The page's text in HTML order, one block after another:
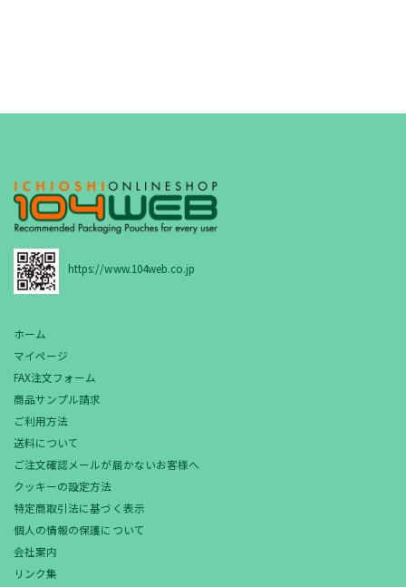
https://www.104web.co.jp
ホーム
マイページ
FAX注文フォーム
商品サンプル請求
ご利用方法
送料について
ご注文確認メールが届かないお客様へ
クッキーの設定方法
特定商取引法に基づく表示
個人の情報の保護について
会社案内
リンク集